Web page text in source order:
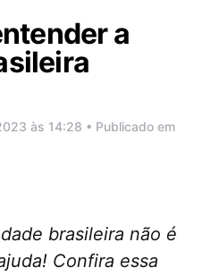
a
às 14:28 • Publicado em
brasileira não é
Confira essa